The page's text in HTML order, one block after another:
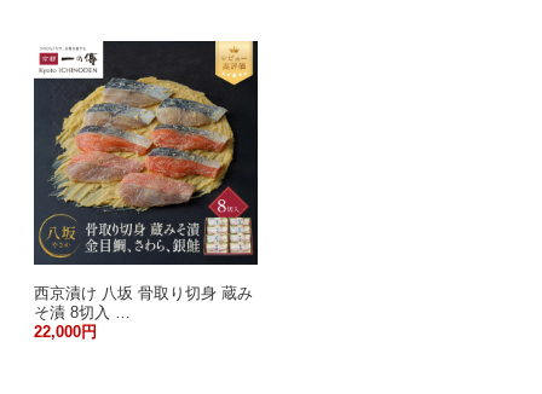
西京漬け 八坂 骨取り切身 蔵み
そ漬 8切入 …
22,000円